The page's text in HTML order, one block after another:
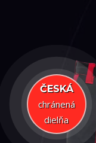
ČESKÁ
chránená
dielňa